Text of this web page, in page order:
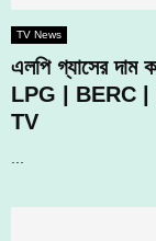
TV News
এলপি গ্যাসের দাম
LPG | BERC
TV